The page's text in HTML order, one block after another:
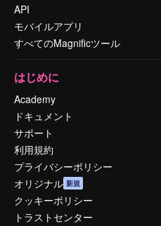
API
モバイルアプリ
すべてのMagnificツール
はじめに
Academy
ドキュメント
サポート
利用規約
プライバシーポリシー
オリジナル 新規
クッキーポリシー
トラストセンター